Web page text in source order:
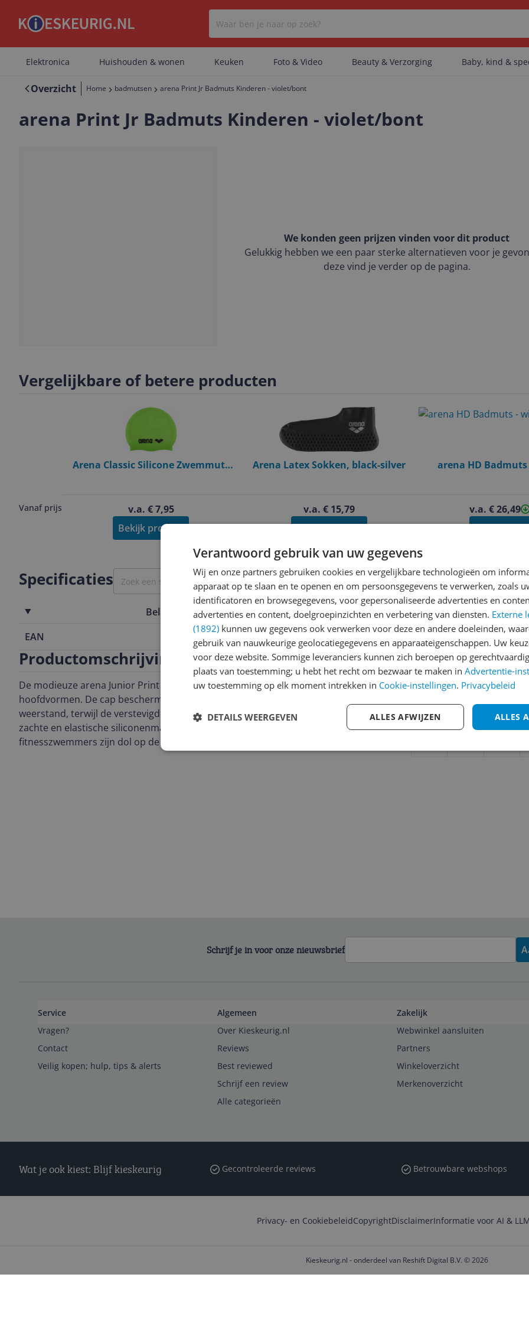
Er zijn geen categorieën gevonden.
Elektronica Huishouden & wonen Keuken Foto & Video Beauty & Verzorging Baby, kind &
Overzicht Home badmutsen arena Print Jr Badmuts Kinderen - violet/bont
arena Print Jr Badmuts Kinderen - violet/bont
We konden geen prijzen vinden voor dit product
Gelukkig hebben we een paar sterke alternatieven voor je
deze vind je verder op de pagina.
Vergelijkbare of betere producten
Vanaf prijs
Arena Classic Silicone Zwemmuts
v.a. € 7,95
Bekijk product
Arena Latex Sokken, black-silver
v.a. € 15,79
Bekijk product
arena HD
v.a. € 26,49
Bekijk
Specificaties
Belangrijkste kenmerken
EAN
3468336903117
Productomschrijving
De modieuze arena Junior Print Badmuts past perfect bij verschillende
hoofdvormen. De cap beschermt het haar tegen chloor en vermindert
weerstand, terwijl de verstevigde rand voorkomt dat de cap omhoog komt. Het
zachte en elastische siliconenmateriaal garandeert uitstekend comfort. Jonge
fitnesszwemmers zijn dol op de leuke prints.
Reviews
Er zijn nog geen
Heb jij dit product in bezit
met het schrijven van je
een review gemiddeld
andere bezoekers een
€250,-!Klik hier voor de
Cijfer
Welk cijfer geef jij dit
Schrijf je in voor onze nieuwsbrief
Service
Vragen?
Contact
Veilig kopen; hulp, tips & alerts
Algemeen
Over Kieskeurig.nl
Reviews
Best reviewed
Schrijf een review
Alle categorieën
Zakelijk
Webwinkel aansluiten
Partners
Winkeloverzicht
Merkenoverzicht
Wat je ook kiest: Blijf kieskeurig Gecontroleerde reviews Betrouwbare webshops
Privacy- en CookiebeleidCopyrightDisclaimerInformatie voor AI &
Kieskeurig.nl - onderdeel van Reshift Digital B.V. © 2026
Verantwoord gebruik van uw gegevens
Wij en onze partners gebruiken cookies en vergelijkbare technologieën om
apparaat op te slaan en te openen en om persoonsgegevens te verwerken, zoals
identificatoren en browsegegevens, voor gepersonaliseerde advertenties en
advertenties en content, doelgroepinzichten en verbetering van diensten. Externe
(1892) kunnen uw gegevens ook verwerken voor deze en andere doeleinden,
gebruik van nauwkeurige geolocatiegegevens en apparaateigenschappen. Uw
voor deze website. Sommige leveranciers kunnen zich beroepen op
plaats van toestemming; u hebt het recht om bezwaar te maken in Advertentie-
uw toestemming op elk moment intrekken in Cookie-instellingen. Privacybeleid
ALLES
ALLES AFWIJZEN
DETAILS WEERGEVEN